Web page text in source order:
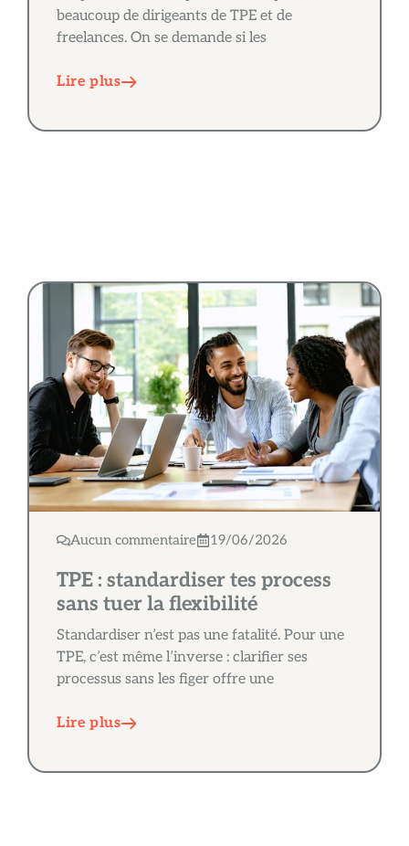
beaucoup de dirigeants de TPE et de
freelances. On se demande si les
Lire plus
Aucun commentaire 19/06/2026
TPE : standardiser tes process
sans tuer la flexibilité
Standardiser n’est pas une fatalité. Pour une
TPE, c’est même l’inverse : clarifier ses
processus sans les figer offre une
Lire plus